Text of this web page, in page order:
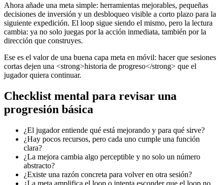
Ahora añade una meta simple: herramientas mejorables, pequeñas
decisiones de inversión y un desbloqueo visible a corto plazo para la
siguiente expedición. El loop sigue siendo el mismo, pero la lectura
cambia: ya no solo juegas por la acción inmediata, también por la
dirección que construyes.
Ese es el valor de una buena capa meta en móvil: hacer que sesiones
cortas dejen una <strong>historia de progreso</strong> que el
jugador quiera continuar.
Checklist mental para revisar una
progresión básica
¿El jugador entiende qué está mejorando y para qué sirve?
¿Hay pocos recursos, pero cada uno cumple una función
clara?
¿La mejora cambia algo perceptible y no solo un número
abstracto?
¿Existe una razón concreta para volver en otra sesión?
¿La meta amplifica el loop o intenta esconder que el loop no